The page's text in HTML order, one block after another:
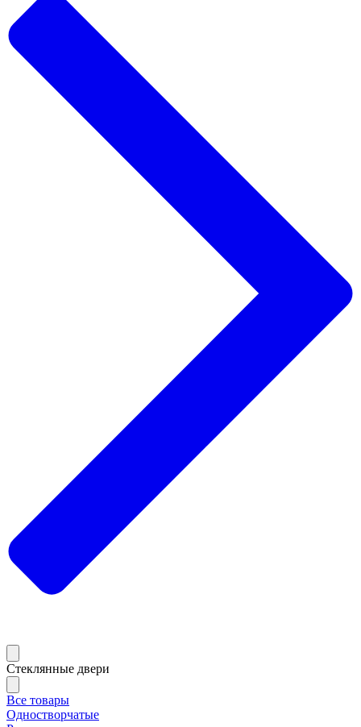
Стеклянные двери
Все товары
Одностворчатые